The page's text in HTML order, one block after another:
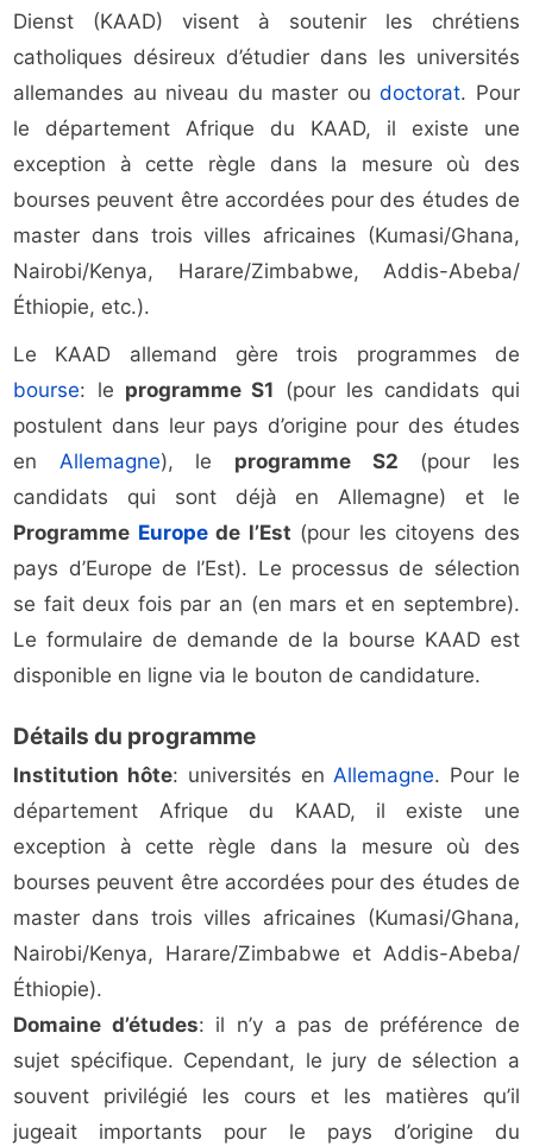
Dienst (KAAD) visent à soutenir les chrétiens
catholiques désireux d’étudier dans les universités
allemandes au niveau du master oudoctorat. Pour
le département Afrique du KAAD, il existe une
exception à cette règle dans la mesure où des
bourses peuvent être accordées pour des études de
master dans trois villes africaines (Kumasi/Ghana,
Nairobi/Kenya, Harare/Zimbabwe, Addis-Abeba/
Éthiopie, etc.).
Le KAAD allemand gère trois programmes de
bourse: le programme S1 (pour les candidats qui
postulent dans leur pays d’origine pour des études
en Allemagne), le programme S2 (pour les
candidats qui sont déjà en Allemagne) et le
Programme Europede l’Est (pour les citoyens des
pays d’Europe de l’Est). Le processus de sélection
se fait deux fois par an (en mars et en septembre).
Le formulaire de demande de la bourse KAAD est
disponible en ligne via le bouton de candidature.
Détails du programme
Institution hôte: universités enAllemagne. Pour le
département Afrique du KAAD, il existe une
exception à cette règle dans la mesure où des
bourses peuvent être accordées pour des études de
master dans trois villes africaines (Kumasi/Ghana,
Nairobi/Kenya, Harare/Zimbabwe et Addis-Abeba/
Éthiopie).
Domaine d’études: il n’y a pas de préférence de
sujet spécifique. Cependant, le jury de sélection a
souvent privilégié les cours et les matières qu’il
jugeait importants pour le pays d’origine du